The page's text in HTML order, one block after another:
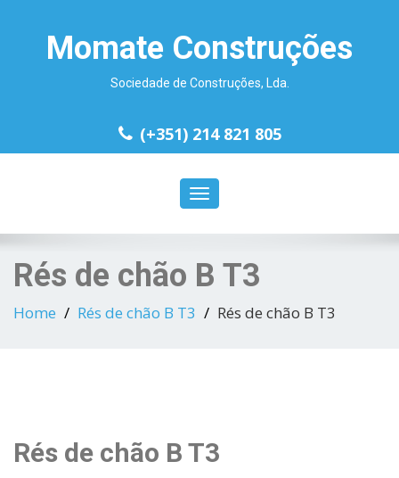
Momate Construções
Sociedade de Construções, Lda.
(+351) 214 821 805
Toggle
navigation
Rés de chão B T3
Home Rés de chão B T3 Rés de chão B T3
Rés de chão B T3